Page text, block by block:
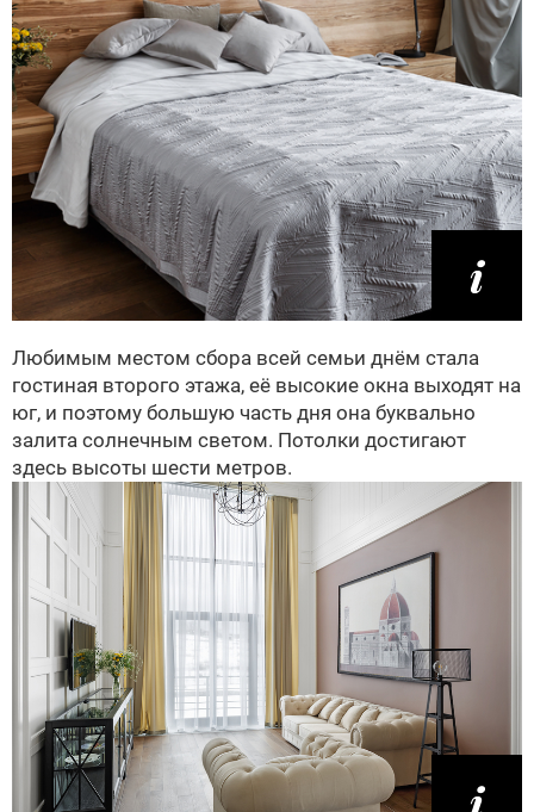
Любимым местом сбора всей семьи днём стала
гостиная второго этажа, её высокие окна выходят на
юг, и поэтому большую часть дня она буквально
залита солнечным светом. Потолки достигают
здесь высоты шести метров.